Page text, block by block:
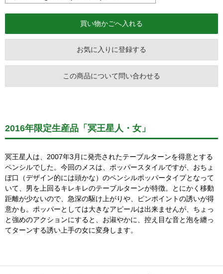
お気に入りに登録する
この商品について問い合わせる
2016年限定生産品「冥王星人・女」
冥王星人は、2007年3月に発売されたテーブルターンを得意とする
ペンシルでした。今回のメスは、ポッパースタイルですが、おちょ
ぼ口（デザイン的には頭かな）のペンシルポッパータイプとなって
いて、男を上回るキレキレのテーブルターンが特徴。とにかく移動
距離が少ないので、急深の駆け上がりや、ピンポイントの誘いが得
意かも。ポッパーとしては大きなアピールは出来ませんが、ちょっ
と強めのアクションにすると、お淑やかに、控え目な音と泡を纏っ
てターンする誘い上手の女に変身します。